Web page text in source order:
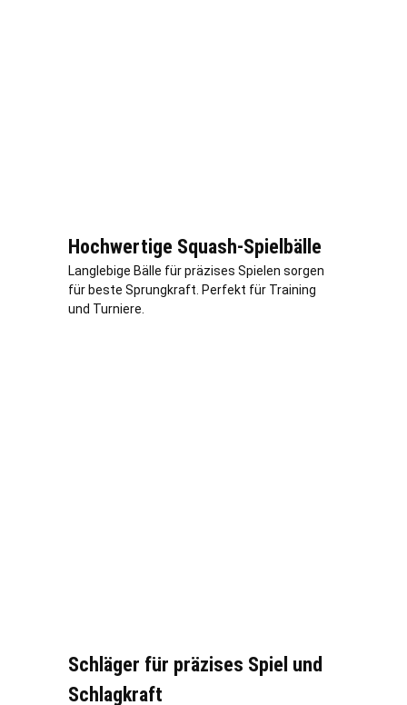
Hochwertige Squash-Spielbälle
Langlebige Bälle für präzises Spielen sorgen
für beste Sprungkraft. Perfekt für Training
und Turniere.
Schläger für präzises Spiel und
Schlagkraft